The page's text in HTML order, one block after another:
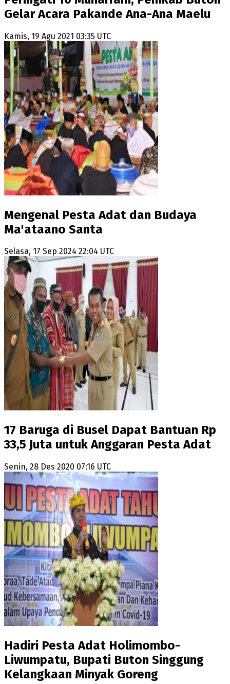
Gelar Acara Pakande Ana-Ana Maelu
Kamis, 19 Agu 2021 03:35 UTC
Mengenal Pesta Adat dan Budaya
Ma'ataano Santa
Selasa, 17 Sep 2024 22:04 UTC
17 Baruga di Busel Dapat Bantuan Rp
33,5 Juta untuk Anggaran Pesta Adat
Senin, 28 Des 2020 07:16 UTC
Hadiri Pesta Adat Holimombo-
Liwumpatu, Bupati Buton Singgung
Kelangkaan Minyak Goreng